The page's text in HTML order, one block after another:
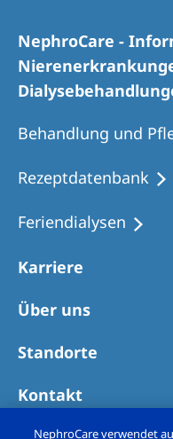
Romania
Russia
Serbia
Slovenia
Spain
Sweden
Asia Pacific
NephroCare -
Behandlung und
Rezeptdatenbank
Feriendialysen
Karriere
Über uns
Standorte
Kontakt
NephroCare verwendet